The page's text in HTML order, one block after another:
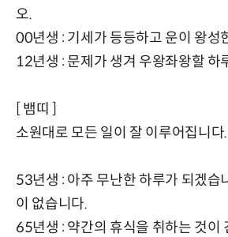
오.
00년생 : 기세가 등등하고 운이 왕성
12년생 : 문제가 생겨 우왕좌왕할 하
[ 뱀띠 ]
소원대로 모든 일이 잘 이루어집니다.
53년생 : 아주 무난한 하루가 되겠습
이 없습니다.
65년생 : 약간의 휴식을 취하는 것이